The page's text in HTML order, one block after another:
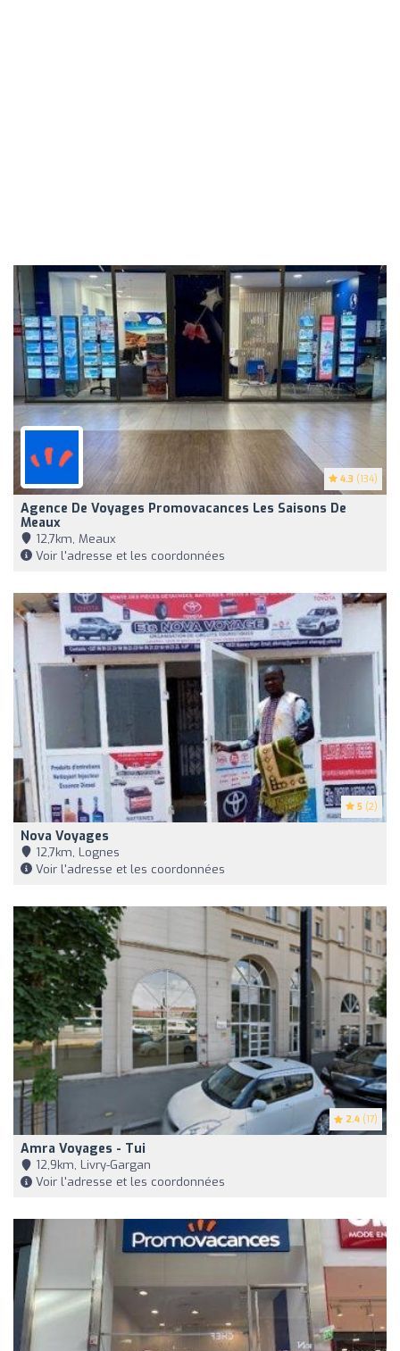
4.3 (134)
Agence De Voyages Promovacances Les Saisons De
Meaux
12,7km, Meaux
Voir l'adresse et les coordonnées
5 (2)
Nova Voyages
12,7km, Lognes
Voir l'adresse et les coordonnées
2.4 (17)
Amra Voyages - Tui
12,9km, Livry-Gargan
Voir l'adresse et les coordonnées